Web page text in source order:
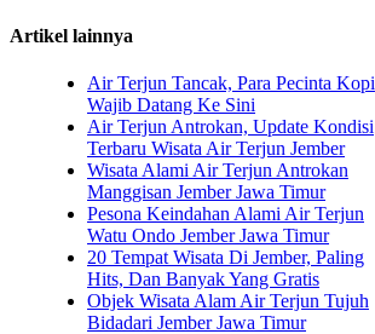
Artikel lainnya
Air Terjun Tancak, Para Pecinta Kopi
Wajib Datang Ke Sini
Air Terjun Antrokan, Update Kondisi
Terbaru Wisata Air Terjun Jember
Wisata Alami Air Terjun Antrokan
Manggisan Jember Jawa Timur
Pesona Keindahan Alami Air Terjun
Watu Ondo Jember Jawa Timur
20 Tempat Wisata Di Jember, Paling
Hits, Dan Banyak Yang Gratis
Objek Wisata Alam Air Terjun Tujuh
Bidadari Jember Jawa Timur